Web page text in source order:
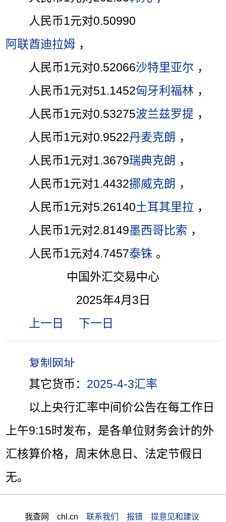
人民币1元对0.50990
阿联酋迪拉姆 ，
人民币1元对0.52066沙特里亚尔 ，
人民币1元对51.1452匈牙利福林 ，
人民币1元对0.53275波兰兹罗提 ，
人民币1元对0.9522丹麦克朗 ，
人民币1元对1.3679瑞典克朗 ，
人民币1元对1.4432挪威克朗 ，
人民币1元对5.26140土耳其里拉 ，
人民币1元对2.8149墨西哥比索 ，
人民币1元对4.7457泰铢 。
中国外汇交易中心
2025年4月3日
上一日
下一日
其它货币： 2025-4-3汇率
以上央行汇率中间价公告在每工作日
上午9:15时发布，是各单位财务会计的外
汇核算价格，周末休息日、法定节假日
无。
我查网 chl.cn 联系我们 报错 提意见和建议